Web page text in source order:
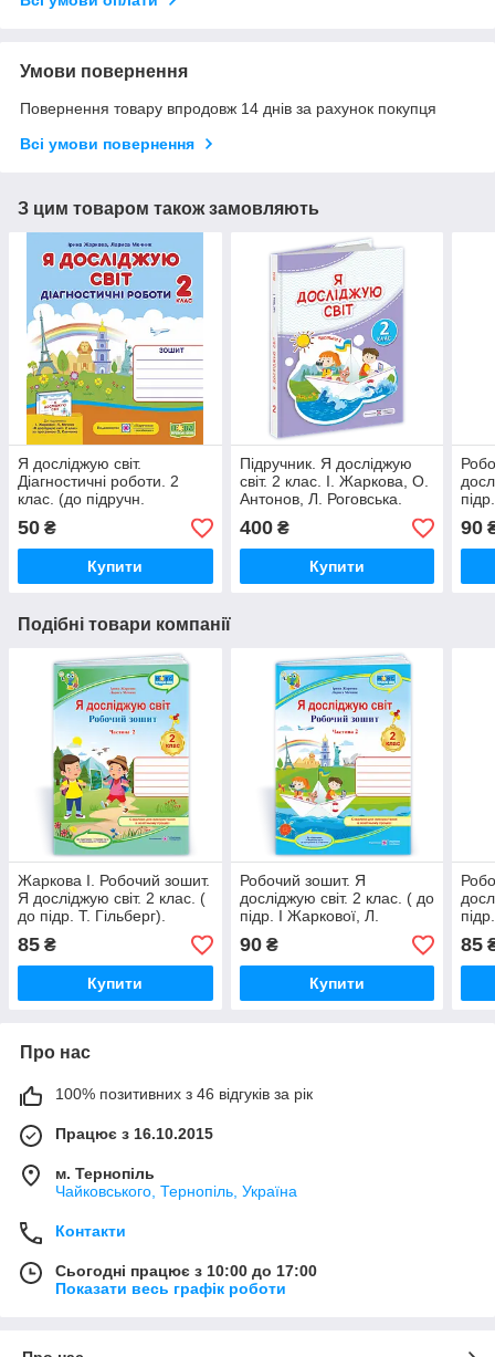
Умови повернення
Повернення товару впродовж 14 днів за рахунок покупця
Всі умови повернення
З цим товаром також замовляють
Я досліджую світ.
Діагностичні роботи. 2
клас. (до підручн.
Жаркова І.). НУШ.
50 ₴
Купити
Підручник. Я досліджую
світ. 2 клас. І. Жаркова, О.
Антонов, Л. Роговська.
Частина 1. НУШ.
400₴
Купити
90
Подібні товари компанії
Жаркова І. Робочий зошит.
Я досліджую світ. 2 клас. (
до підр. Т. Гільберг).
85 ₴
Купити
Робочий зошит. Я
досліджую світ. 2 клас. ( до
підр. І Жаркової, Л.
Мечник). Частина 2. НУШ.
90₴
Купити
85
Про нас
100% позитивних з 46 відгуків за рік
Працює з 16.10.2015
м. Тернопіль
Чайковського, Тернопіль, Україна
Контакти
Сьогодні працює з 10:00 до 17:00
Показати весь графік роботи